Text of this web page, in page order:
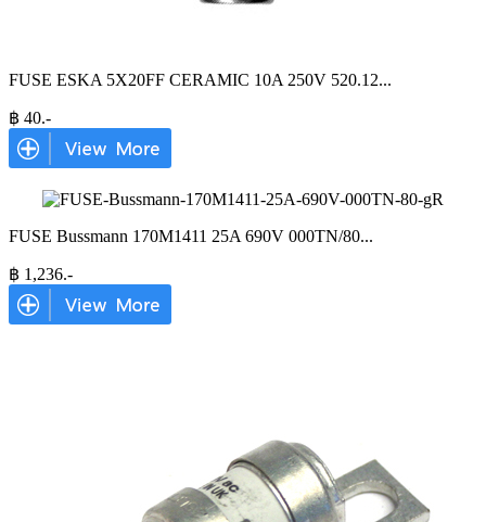
FUSE ESKA 5X20FF CERAMIC 10A 250V 520.12...
฿ 40.-
FUSE Bussmann 170M1411 25A 690V 000TN/80...
฿ 1,236.-